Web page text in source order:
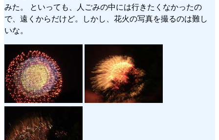
みた。 といっても、人ごみの中には行きたくなかったの
で、遠くからだけど。しかし、花火の写真を撮るのは難し
いな。